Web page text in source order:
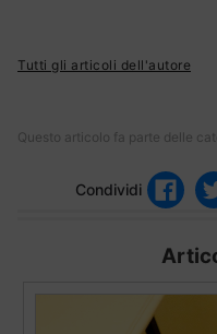
Tutti gli articoli dell'autore
Questo articolo fa parte delle
Condividi